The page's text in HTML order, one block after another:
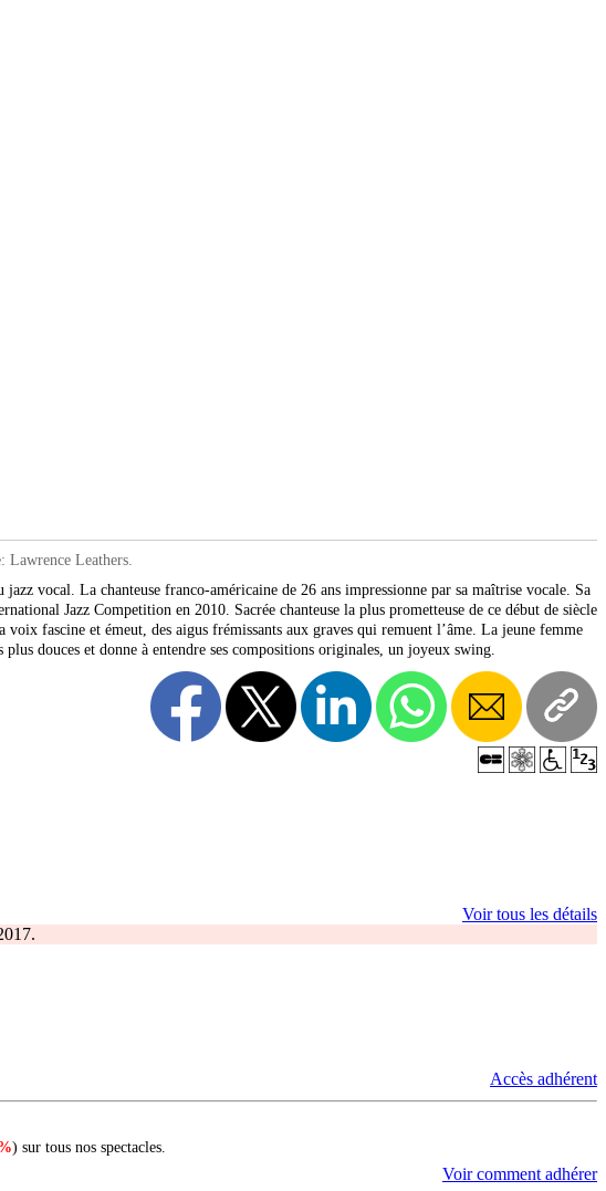
Leathers.
vocal. La chanteuse franco-américaine de 26 ans impressionne par sa maîtrise vocale. Sa
Jazz Competition en 2010. Sacrée chanteuse la plus prometteuse de ce début de siècle
fascine et émeut, des aigus frémissants aux graves qui remuent l’âme. La jeune femme
douces et donne à entendre ses compositions originales, un joyeux swing.
Voir tous les détails
Accès adhérent
) sur tous nos spectacles.
Voir comment adhérer